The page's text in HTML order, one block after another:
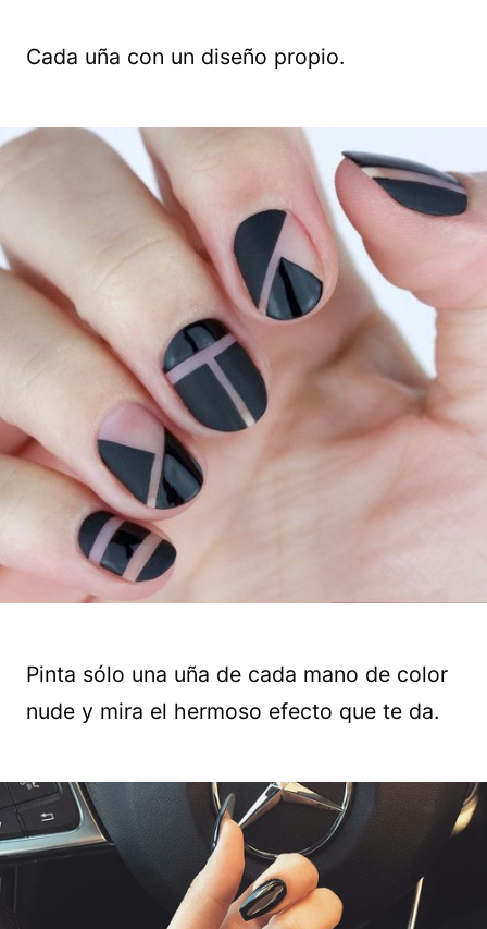
Cada uña con un diseño propio.
Pinta sólo una uña de cada mano de color
nude y mira el hermoso efecto que te da.